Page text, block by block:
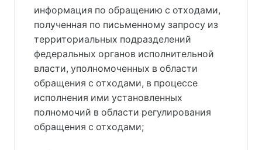
информация по обращению с отходами,
полученная по письменному запросу из
территориальных подразделений
федеральных органов исполнительной
власти, уполномоченных в области
обращения с отходами, в процессе
исполнения ими установленных
полномочий в области регулирования
обращения с отходами;